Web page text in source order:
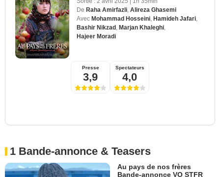
De Raha Amirfazli Alireza Ghasemi
Avec Mohammad Hosseini Hamideh Jafari
Bashir Nikzad Marjan Khaleghi
Hajeer Moradi
Presse
3,9
Spectateurs
4,0
1 Bande-annonce & Teasers
Au pays de nos frères
Bande-annonce VO STFR